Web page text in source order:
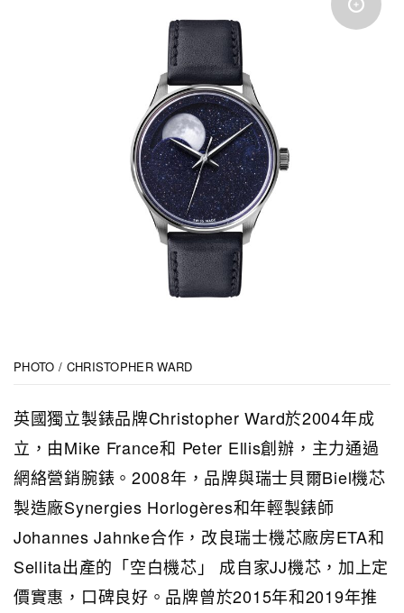
PHOTO / CHRISTOPHER WARD
英國獨立製錶品牌Christopher Ward於2004年成
立，由Mike France和 Peter Ellis創辦，主力通過
網絡營銷腕錶。2008年，品牌與瑞士貝爾Biel機芯
製造廠Synergies Horlogères和年輕製錶師
Johannes Jahnke合作，改良瑞士機芯廠房ETA和
Sellita出產的「空白機芯」 成自家JJ機芯，加上定
價實惠，口碑良好。品牌曾於2015年和2019年推